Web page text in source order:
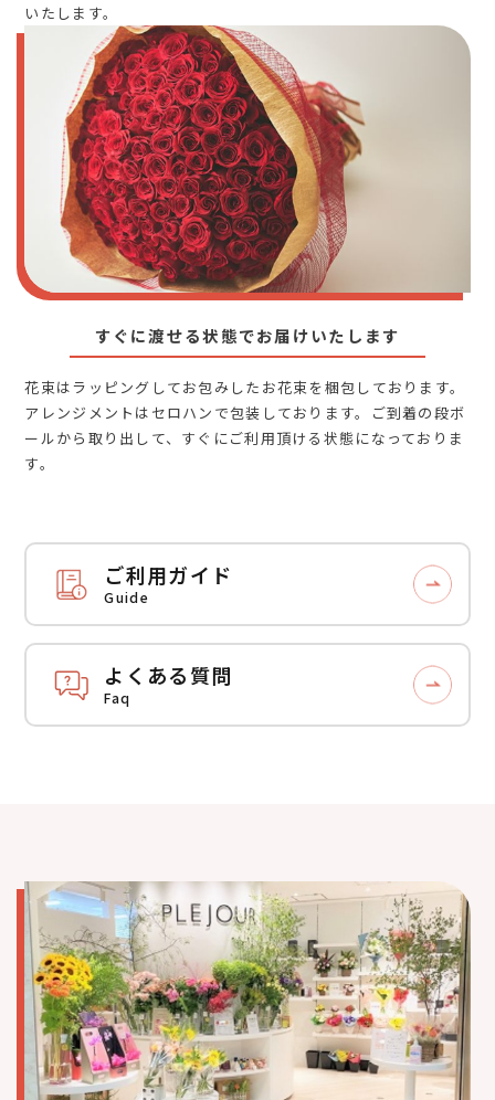
いたします。
すぐに渡せる状態でお届けいたします
花束はラッピングしてお包みしたお花束を梱包しております。
アレンジメントはセロハンで包装しております。ご到着の段ボ
ールから取り出して、すぐにご利用頂ける状態になっておりま
す。
ご利用ガイド
Guide
よくある質問
Faq